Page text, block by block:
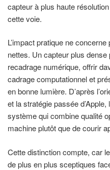
capteur à plus haute
cette voie.
L’impact pratique ne
nettes. Un capteur plus
recadrage numérique, offrir
cadrage computationnel et
en bonne lumière. D’après
et la stratégie passée
système qui combine qualité
machine plutôt que de courir
Cette distinction compte, car
de plus en plus sceptiques